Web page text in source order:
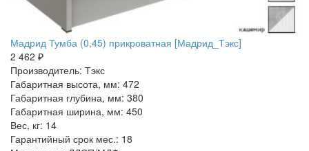
Мадрид Тумба (0,45) прикроватная [Мадрид_Тэкс]
2 462 ₽
Производитель: Тэкс
Габаритная высота, мм: 472
Габаритная глубина, мм: 380
Габаритная ширина, мм: 450
Вес, кг: 14
Гарантийный срок мес.: 18